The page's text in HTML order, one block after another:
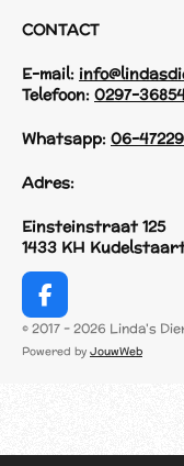
CONTACT
E-mail:
Telefoon: 0297-
Whatsapp: 06-
Adres:
Einsteinstraat 125
1433 KH
F
a
c
k
© 2017 - 2026 Linda's
Powered by JouwWeb